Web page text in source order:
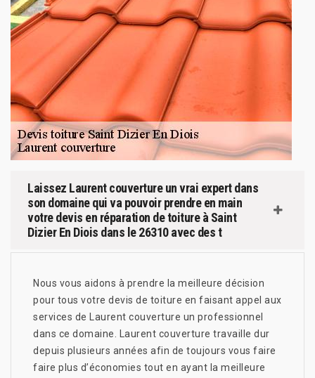
Laissez Laurent couverture un vrai expert dans
son domaine qui va pouvoir prendre en main
votre devis en réparation de toiture à Saint
Dizier En Diois dans le 26310 avec des t
Nous vous aidons à prendre la meilleure décision
pour tous votre devis de toiture en faisant appel aux
services de Laurent couverture un professionnel
dans ce domaine. Laurent couverture travaille dur
depuis plusieurs années afin de toujours vous faire
faire plus d’économies tout en ayant la meilleure